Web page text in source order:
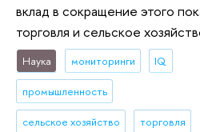
вклад в сокращение этого
торговля и сельское
Наука мониторинги IQ
промышленность
сельское хозяйство торговля